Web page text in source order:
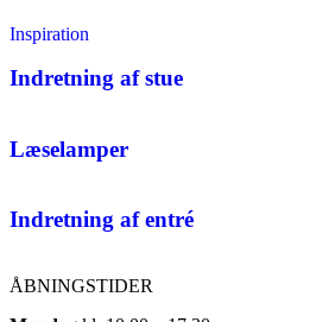
Inspiration
Indretning af stue
Læselamper
Indretning af entré
ÅBNINGSTIDER